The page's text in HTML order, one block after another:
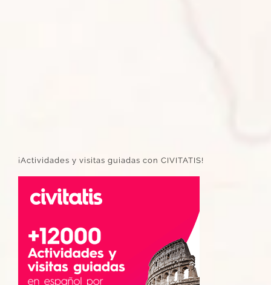
¡Actividades y visitas guiadas con CIVITATIS!